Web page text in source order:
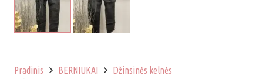
Pradinis BERNIUKAI Džinsinės kelnės